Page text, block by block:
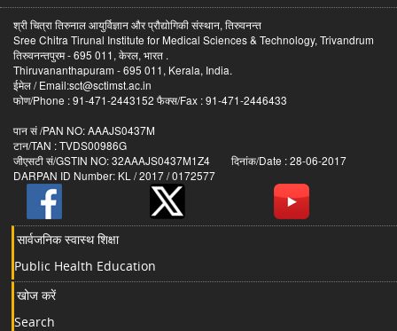
श्री चित्रा तिरुनाल आयुर्विज्ञान और प्रौद्योगिकी संस्थान, तिरुवनन्त
Sree Chitra Tirunal Institute for Medical Sciences & Technology, Trivandrum
तिरुवनन्तपुरम - 695 011, केरल, भारत .
Thiruvananthapuram - 695 011, Kerala, India.
ईमेल / Email:sct@sctimst.ac.in
फोण/Phone : 91-471-2443152 फैक्स/Fax : 91-471-2446433
पान सं /PAN NO: AAAJS0437M
टान/TAN : TVDS00986G
जीएसटी सं/GSTIN NO: 32AAAJS0437M1Z4 दिनांक/Date : 28-06-2017
DARPAN ID Number: KL / 2017 / 0172577
सार्वजनिक स्वास्थ शिक्षा
Public Health Education
खोज करें
Search